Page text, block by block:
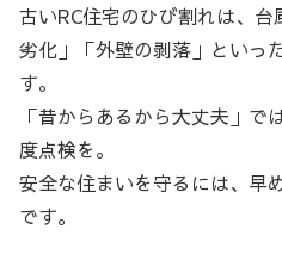
古いRC住宅のひび割れは、
劣化」「外壁の剥落」といっ
す。
「昔からあるから大丈夫」で
度点検を。
安全な住まいを守るには、早
です。